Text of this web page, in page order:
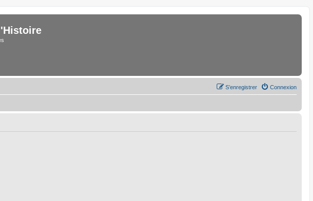
Connexion
S’enregistrer